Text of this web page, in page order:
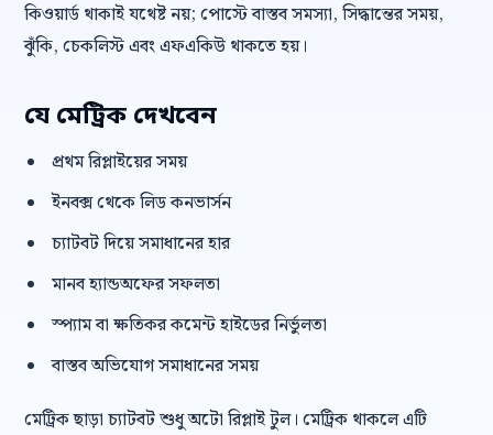
কিওয়ার্ড থাকাই যথেষ্ট নয়; পোস্টে বাস্তব সমস্যা, সিদ্ধান্তের সময়,
ঝুঁকি, চেকলিস্ট এবং এফএকিউ থাকতে হয়।
যে মেট্রিক দেখবেন
প্রথম রিপ্লাইয়ের সময়
ইনবক্স থেকে লিড কনভার্সন
চ্যাটবট দিয়ে সমাধানের হার
মানব হ্যান্ডঅফের সফলতা
স্প্যাম বা ক্ষতিকর কমেন্ট হাইডের নির্ভুলতা
বাস্তব অভিযোগ সমাধানের সময়
মেট্রিক ছাড়া চ্যাটবট শুধু অটো রিপ্লাই টুল। মেট্রিক থাকলে এটি